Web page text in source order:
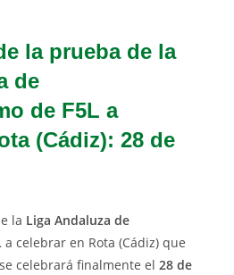
la prueba de la
de
de F5L a
(Cádiz): 28 de
la Liga Andaluza de
a celebrar en Rota (Cádiz) que
celebrará finalmente el28 de